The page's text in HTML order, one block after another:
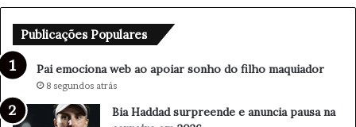
e
b
a
o
a
Publicações Populares
Pai emociona web ao apoiar sonho do filho maquiador
8 segundos atrás
Bia Haddad surpreende e anuncia pausa na